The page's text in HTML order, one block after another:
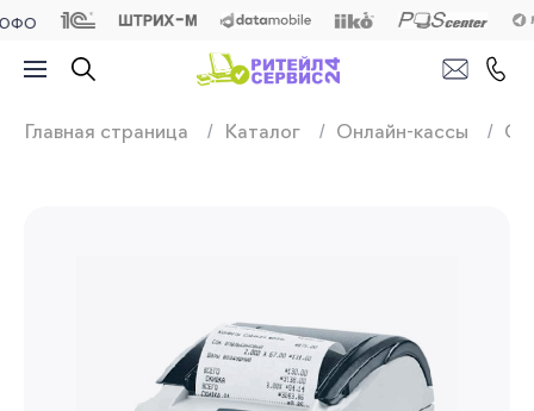
Продажа,
Главная страница Каталог Онлайн-кассы